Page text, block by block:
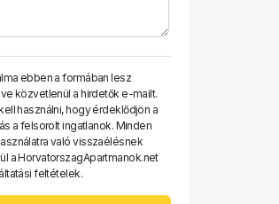
ebben a formában lesz
közvetlenül a hirdetők e-mailt.
használni, hogy érdeklődjön a
a felsorolt ​​ingatlanok. Minden
való visszaélésnek
a HorvatorszagApartmanok.net
feltételek.